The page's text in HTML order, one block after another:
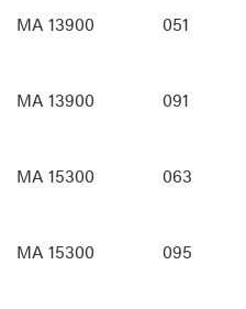
MA 13900
051
MA 13900
091
MA 15300
063
MA 15300
095